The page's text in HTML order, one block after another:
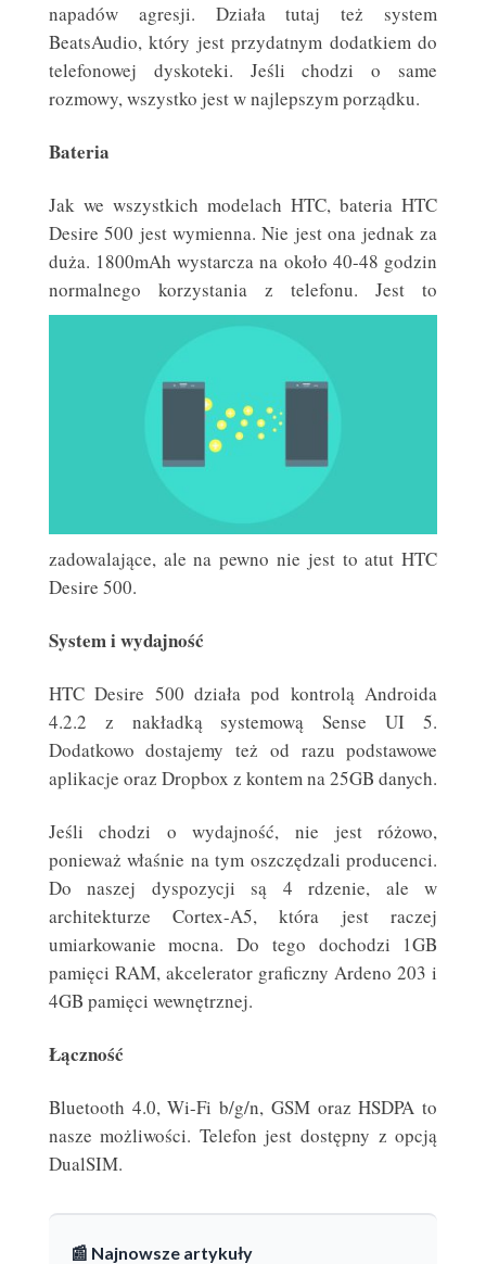
napadów agresji. Działa tutaj też system
BeatsAudio, który jest przydatnym dodatkiem do
telefonowej dyskoteki. Jeśli chodzi o same
rozmowy, wszystko jest w najlepszym porządku.
Bateria
Jak we wszystkich modelach HTC, bateria HTC
Desire 500 jest wymienna. Nie jest ona jednak za
duża. 1800mAh wystarcza na około 40-48 godzin
normalnego ​korzystania z telefonu. Jest to
zadowalające, ale na pewno nie jest to atut HTC
Desire 500.
System i wydajność
HTC Desire 500 działa pod kontrolą Androida
4.2.2 z nakładką systemową Sense UI 5.
Dodatkowo dostajemy też od razu podstawowe
aplikacje oraz Dropbox z kontem na 25GB danych.
Jeśli chodzi o wydajność, nie jest różowo,
ponieważ właśnie na tym oszczędzali producenci.
Do naszej dyspozycji są 4 rdzenie, ale w
architekturze Cortex-A5, która jest raczej
umiarkowanie mocna. Do tego dochodzi 1GB
pamięci RAM, akcelerator graficzny Ardeno 203 i
4GB pamięci wewnętrznej.
Łączność
Bluetooth 4.0, Wi-Fi b/g/n, GSM oraz HSDPA to
nasze możliwości. Telefon jest dostępny z opcją
DualSIM.
📰 Najnowsze artykuły